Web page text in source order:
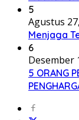
5
Agustus
Menjaga
6
Desember
5 ORANG